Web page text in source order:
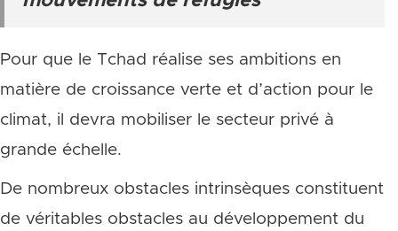
Pour que le Tchad réalise ses ambitions en
matière de croissance verte et d’action pour le
climat, il devra mobiliser le secteur privé à
grande échelle.
De nombreux obstacles intrinsèques constituent
de véritables obstacles au développement du